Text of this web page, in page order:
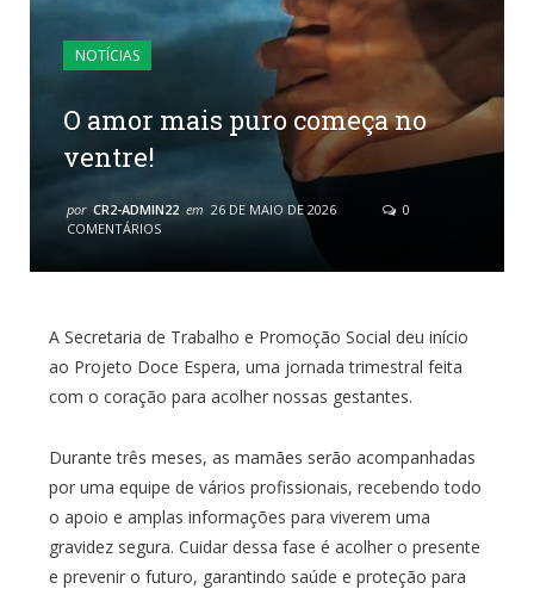
NOTÍCIAS
O amor mais puro começa no
ventre!
por CR2-ADMIN22 em 26 DE MAIO DE 2026
0
COMENTÁRIOS
A Secretaria de Trabalho e Promoção Social deu início
ao Projeto Doce Espera, uma jornada trimestral feita
com o coração para acolher nossas gestantes.
Durante três meses, as mamães serão acompanhadas
por uma equipe de vários profissionais, recebendo todo
o apoio e amplas informações para viverem uma
gravidez segura. Cuidar dessa fase é acolher o presente
e prevenir o futuro, garantindo saúde e proteção para